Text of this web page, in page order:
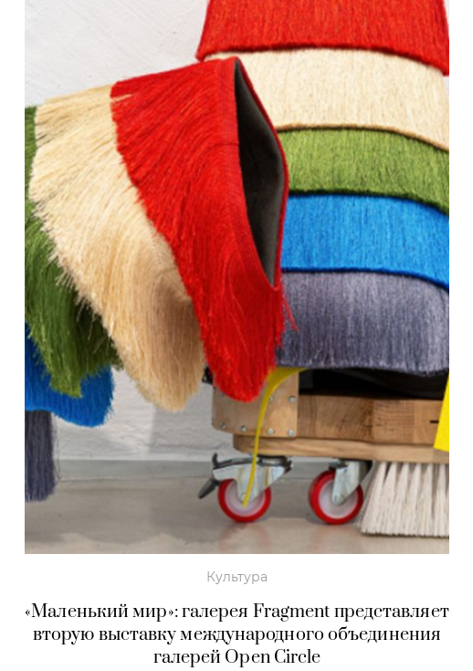
Культура
«Маленький мир»: галерея Fragment представляет
вторую выставку международного объединения
галерей Open Circle